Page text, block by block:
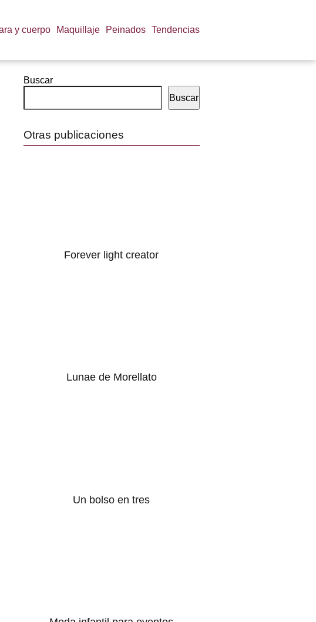
y cuerpo Maquillaje Peinados Tendencias
Buscar
Buscar
Otras publicaciones
Forever light creator
Lunae de Morellato
Un bolso en tres